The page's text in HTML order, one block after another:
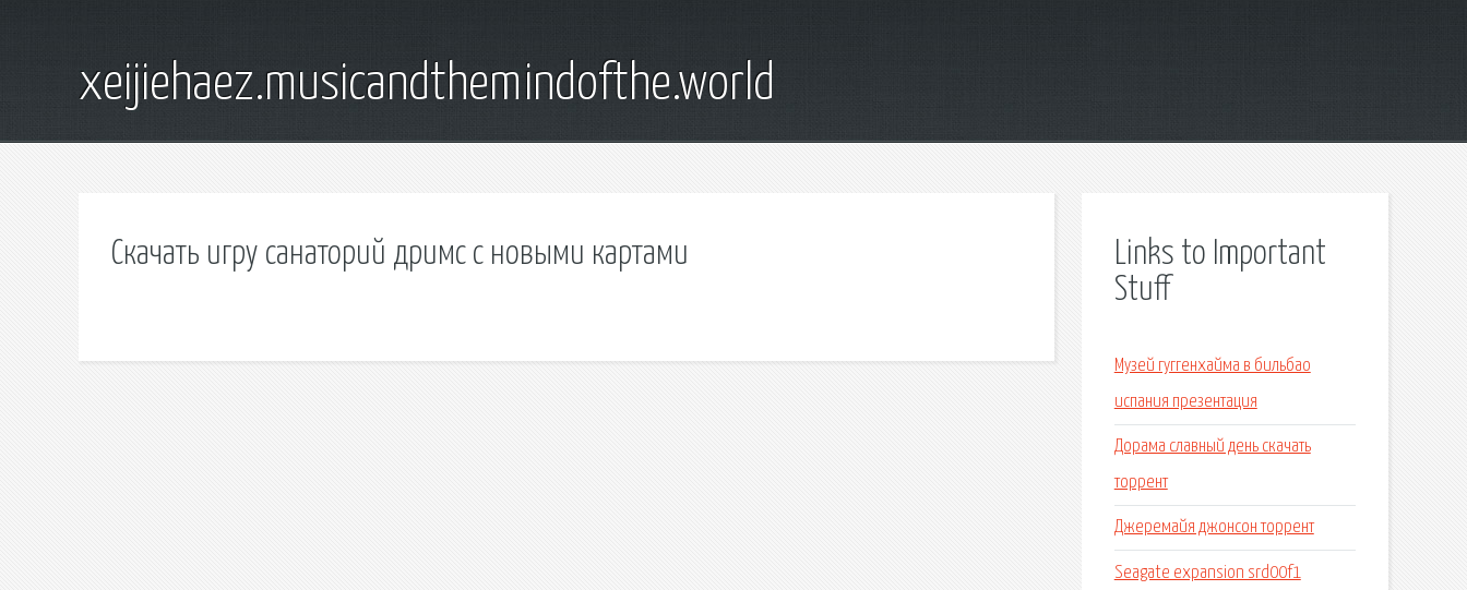
xeijiehaez.musicandthemindofthe.world
Скачать игру санаторий дримс с новыми картами
Links to Important
Stuff
Музей гуггенхайма в бильбао
испания презентация
Дорама славный день скачать
торрент
Джеремайя джонсон торрент
Seagate expansion srd00f1